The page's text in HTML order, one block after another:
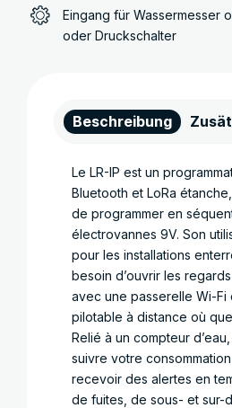
Eingang für Wassermesser
oder Druckschalter
Beschreibung
Le LR-IP est un
Bluetooth et LoRa
de programmer en
électrovannes 9V. Son
pour les installations
besoin d’ouvrir les
avec une passerelle Wi-Fi
pilotable à distance où
Relié à un compteur
suivre votre
recevoir des alertes en
de fuites, de sous- et sur-